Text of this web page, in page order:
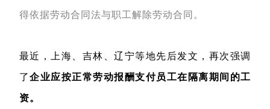
得依据劳动合同法与职工解除劳动合同。
最近，上海、吉林、辽宁等地先后发文，再次强调
了企业应按正常劳动报酬支付员工在隔离期间的工
资。